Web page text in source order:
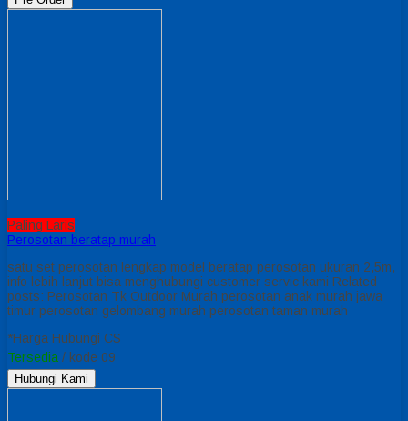
Paling Laris
Perosotan beratap murah
satu set perosotan lengkap model beratap perosotan ukuran 2,5m,
info lebih lanjut bisa menghubungi customer servic kami Related
posts: Perosotan Tk Outdoor Murah perosotan anak murah jawa
timur perosotan gelombang murah perosotan taman murah
*Harga Hubungi CS
Tersedia / kode 09
Hubungi Kami